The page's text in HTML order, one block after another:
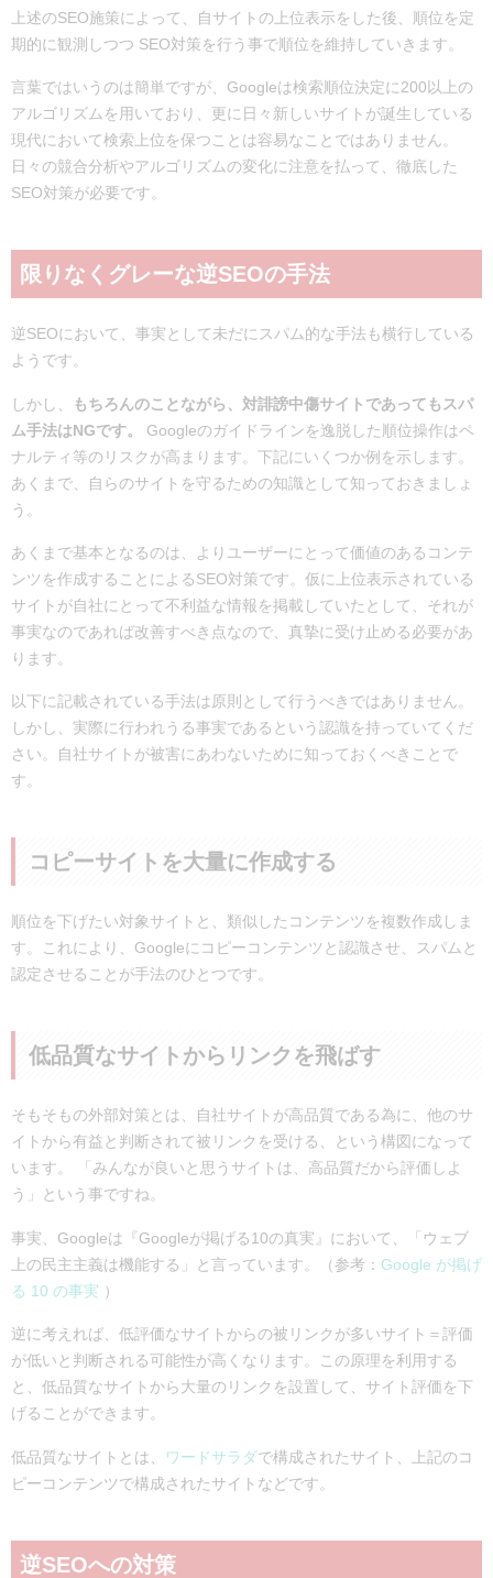
上述のSEO施策によって、自サイトの上位表示をした後、順位を定
期的に観測しつつ SEO対策を行う事で順位を維持していきます。
言葉ではいうのは簡単ですが、Googleは検索順位決定に200以上の
アルゴリズムを用いており、更に日々新しいサイトが誕生している
現代において検索上位を保つことは容易なことではありません。
日々の競合分析やアルゴリズムの変化に注意を払って、徹底した
SEO対策が必要です。
限りなくグレーな逆SEOの手法
逆SEOにおいて、事実として未だにスパム的な手法も横行している
ようです。
しかし、
もちろんのことながら、対誹謗中傷サイトであってもスパ
ム手法はNGです。
Googleのガイドラインを逸脱した順位操作はペ
ナルティ等のリスクが高まります。下記にいくつか例を示します。
あくまで、自らのサイトを守るための知識として知っておきましょ
う。
あくまで基本となるのは、よりユーザーにとって価値のあるコンテ
ンツを作成することによるSEO対策です。仮に上位表示されている
サイトが自社にとって不利益な情報を掲載していたとして、それが
事実なのであれば改善すべき点なので、真摯に受け止める必要があ
ります。
以下に記載されている手法は原則として行うべきではありません。
しかし、実際に行われうる事実であるという認識を持っていてくだ
さい。自社サイトが被害にあわないために知っておくべきことで
す。
コピーサイトを大量に作成する
順位を下げたい対象サイトと、類似したコンテンツを複数作成しま
す。これにより、Googleにコピーコンテンツと認識させ、スパムと
認定させることが手法のひとつです。
低品質なサイトからリンクを飛ばす
そもそもの外部対策とは、自社サイトが高品質である為に、他のサ
イトから有益と判断されて被リンクを受ける、という構図になって
います。 「みんなが良いと思うサイトは、高品質だから評価しよ
う」という事ですね。
事実、Googleは『Googleが掲げる10の真実』において、「ウェブ
上の民主主義は機能する」と言っています。（参考： Google が掲げ
る 10 の事実 ）
逆に考えれば、低評価なサイトからの被リンクが多いサイト＝評価
が低いと判断される可能性が高くなります。この原理を利用する
と、低品質なサイトから大量のリンクを設置して、サイト評価を下
げることができます。
低品質なサイトとは、 ワードサラダで構成されたサイト、上記のコ
ピーコンテンツで構成されたサイトなどです。
逆SEOへの対策